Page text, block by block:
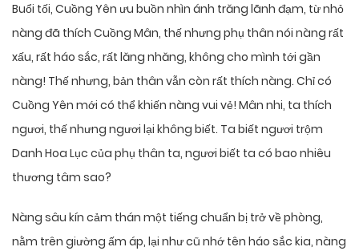
Buổi tối, Cuồng Yên ưu buồn nhìn ánh trăng lãnh đạm, từ nhỏ
nàng đã thích Cuồng Mân, thế nhưng phụ thân nói nàng rất
xấu, rất háo sắc, rất lăng nhăng, không cho mình tới gần
nàng! Thế nhưng, bản thân vẫn còn rất thích nàng. Chỉ có
Cuồng Yên mới có thể khiến nàng vui vẻ! Mân nhi, ta thích
ngươi, thế nhưng ngươi lại không biết. Ta biết ngươi trộm
Danh Hoa Lục của phụ thân ta, ngươi biết ta có bao nhiêu
thương tâm sao?
Nàng sâu kín cảm thán một tiếng chuẩn bị trở về phòng,
nằm trên giường ấm áp, lại như cũ nhớ tên háo sắc kia, nàng